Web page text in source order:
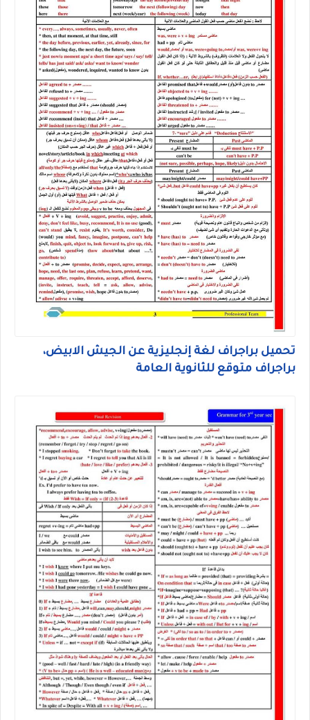
تحميل براجراف لغة إنجليزية عن الجيش الابيض،
براجراف متوقع للثانوية العامة